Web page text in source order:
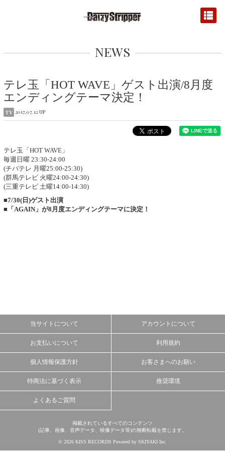
NEWS
テレ玉「HOT WAVE」ゲスト出演/8月度
エンディングテーマ決定！
TV 2017.07.12 UP
テレ玉「HOT WAVE」
毎週日曜 23:30-24:00
(チバテレ 月曜25:00-25:30)
(群馬テレビ 火曜24:00-24:30)
(三重テレビ 土曜14:00-14:30)
■7/30(日)ゲスト出演
■「AGAIN」が8月度エンディングテーマに決定！
当サイトについて アカウントについて
お支払いについて 利用規約
個人情報保護方針 お客さまへのお願い
特商法に基づく表示 推奨環境
よくあるご質問
掲載されているすべてのコンテンツ
(記事、画像、音声データ、映像データ等)の無断転載を禁じます。
© 2026 KISS RECORDS Powered by SKIYAKI Inc.